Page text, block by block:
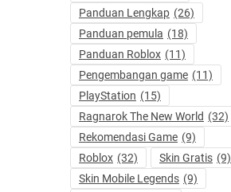
Panduan Lengkap (26)
Panduan pemula (18)
Panduan Roblox (11)
Pengembangan game (11)
PlayStation (15)
Ragnarok The New World (32)
Rekomendasi Game (9)
Roblox (32) Skin Gratis (9)
Skin Mobile Legends (9)